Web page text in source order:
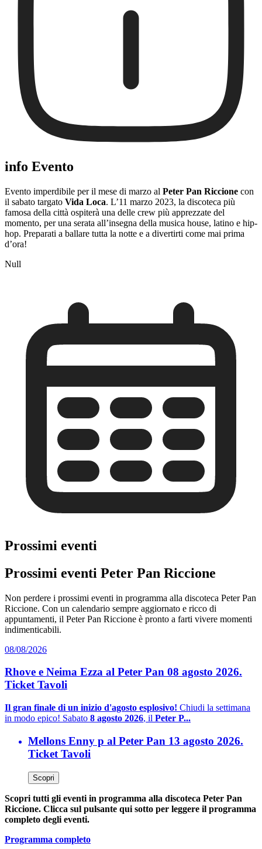
info Evento
Evento imperdibile per il mese di marzo al Peter Pan Riccione con
il sabato targato Vida Loca. L’11 marzo 2023, la discoteca più
famosa della città ospiterà una delle crew più apprezzate del
momento, per una serata all’insegna della musica house, latino e hip-
hop. Preparati a ballare tutta la notte e a divertirti come mai prima
d’ora!
Null
Prossimi eventi
Prossimi eventi Peter Pan Riccione
Non perdere i prossimi eventi in programma alla discoteca Peter Pan
Riccione. Con un calendario sempre aggiornato e ricco di
appuntamenti, il Peter Pan Riccione è pronto a farti vivere momenti
indimenticabili.
08/08/2026
Rhove e Neima Ezza al Peter Pan 08 agosto 2026.
Ticket Tavoli
Il gran finale di un inizio d'agosto esplosivo! Chiudi la settimana
in modo epico! Sabato 8 agosto 2026, il Peter P...
Mellons Enny p al Peter Pan 13 agosto 2026.
Ticket Tavoli
Scopri
Scopri tutti gli eventi in programma alla discoteca Peter Pan
Riccione. Clicca sul pulsante qui sotto per leggere il programma
completo degli eventi.
Programma completo